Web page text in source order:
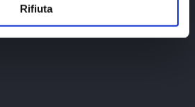
Rifiuta